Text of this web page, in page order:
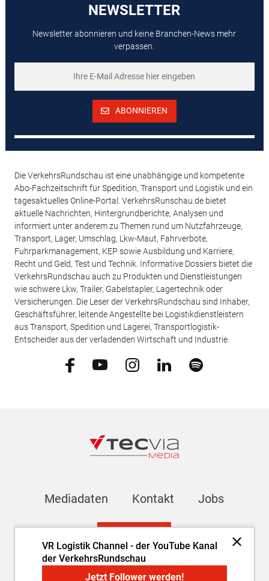
VR Logistik Channel - der YouTube Kanal
der VerkehrsRundschau
Jetzt Follower werden!
NEWSLETTER
Newsletter abonnieren und keine Branchen-News mehr
verpassen.
ABONNIEREN
Die VerkehrsRundschau ist eine unabhängige und kompetente
Abo-Fachzeitschrift für Spedition, Transport und Logistik und ein
tagesaktuelles Online-Portal. VerkehrsRunschau.de bietet
aktuelle Nachrichten, Hintergrundberichte, Analysen und
informiert unter anderem zu Themen rund um Nutzfahrzeuge,
Transport, Lager, Umschlag, Lkw-Maut, Fahrverbote,
Fuhrparkmanagement, KEP sowie Ausbildung und Karriere,
Recht und Geld, Test und Technik. Informative Dossiers bietet die
VerkehrsRundschau auch zu Produkten und Dienstleistungen
wie schwere Lkw, Trailer, Gabelstapler, Lagertechnik oder
Versicherungen. Die Leser der VerkehrsRundschau sind Inhaber,
Geschäftsführer, leitende Angestellte bei Logistikdienstleistern
aus Transport, Spedition und Lagerei, Transportlogistik-
Entscheider aus der verladenden Wirtschaft und Industrie.
Mediadaten Kontakt Jobs
AGB Datenschutz Cookie-Einstellungen